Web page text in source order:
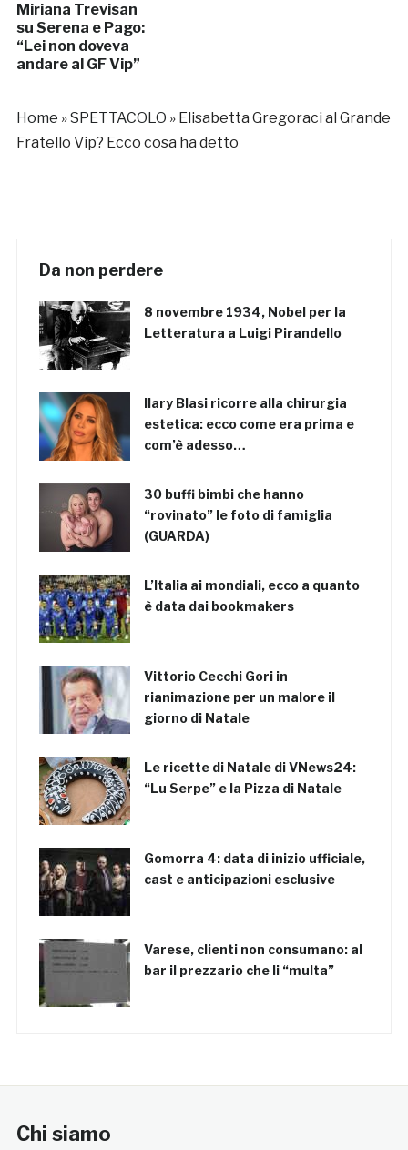
Miriana Trevisan
su Serena e Pago:
“Lei non doveva
andare al GF Vip”
Home »SPETTACOLO » Elisabetta Gregoraci al Grande
Fratello Vip? Ecco cosa ha detto
Da non perdere
8 novembre 1934, Nobel per la
Letteratura a Luigi Pirandello
Ilary Blasi ricorre alla chirurgia
estetica: ecco come era prima e
com’è adesso…
30 buffi bimbi che hanno
“rovinato” le foto di famiglia
(GUARDA)
L’Italia ai mondiali, ecco a quanto
è data dai bookmakers
Vittorio Cecchi Gori in
rianimazione per un malore il
giorno di Natale
Le ricette di Natale di VNews24:
“Lu Serpe” e la Pizza di Natale
Gomorra 4: data di inizio ufficiale,
cast e anticipazioni esclusive
Varese, clienti non consumano: al
bar il prezzario che li “multa”
Chi siamo